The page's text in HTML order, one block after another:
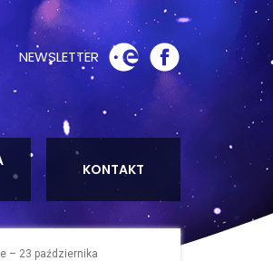
NEWSLETTER
KONTAKT
– 23 października